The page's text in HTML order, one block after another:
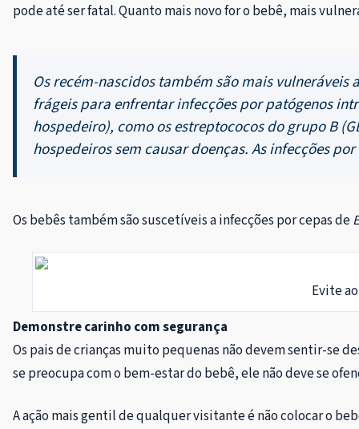
pode até ser fatal. Quanto mais novo for o bebê, mais
Os recém-nascidos também são mais vulneráveis
frágeis para enfrentar infecções por patógenos
hospedeiro), como os estreptococos do grupo B
hospedeiros sem causar doenças. As infecções
Os bebês também são suscetíveis a infecções por cepas de
Evite
Demonstre carinho com segurança
Os pais de crianças muito pequenas não devem sentir-se
se preocupa com o bem-estar do bebê, ele não deve se
A ação mais gentil de qualquer visitante é não colocar o